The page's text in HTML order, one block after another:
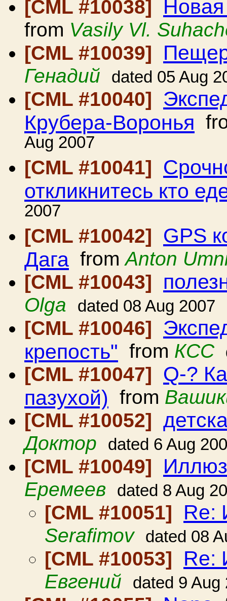
[CML #10038]
from Vasily Vl.
[CML #10039]
Генадий dated 05 Aug
[CML #10040]
Крубера-Воронья
Aug 2007
[CML #10041]
откликнитесь кто
2007
[CML #10042]
GPS
Дага fromAnton
[CML #10043]
Olga dated 08 Aug 2007
[CML #10046]
крепость" from КСС
[CML #10047] Q-?
пазухой) from
[CML #10052]
Доктор dated 6 Aug
[CML #10049]
Еремеев dated 8 Aug
[CML #10051] Re:
Serafimov dated 08
[CML #10053] Re:
Евгений dated 9 Aug